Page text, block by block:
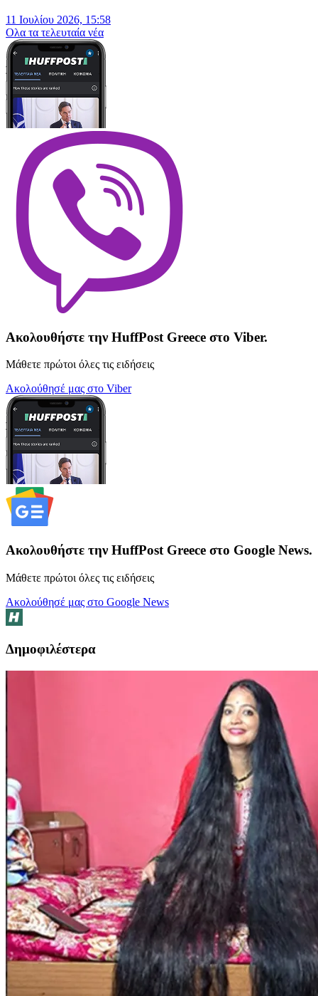
11 Ιουλίου 2026, 15:58
Oλα τα τελευταία νέα
Ακολουθήστε την HuffPost Greece στο Viber.
Μάθετε πρώτοι όλες τις ειδήσεις
Ακολούθησέ μας στο Viber
Ακολουθήστε την HuffPost Greece στο Google News.
Μάθετε πρώτοι όλες τις ειδήσεις
Ακολούθησέ μας στο Google News
Δημοφιλέστερα